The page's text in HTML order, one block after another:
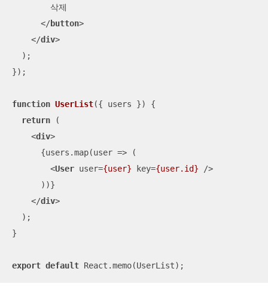
        삭제
</button>
</div>
  );
});
function UserList({ users }) {
return (
<div>
      {users.map(user => (
<User user={user} key={user.id} />
      ))}
</div>
  );
}
export default React.memo(UserList);